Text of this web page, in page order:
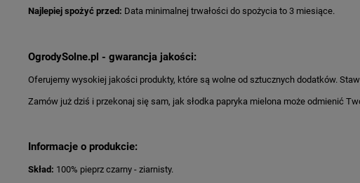
Najlepiej spożyć przed: Data minimalnej trwałości do spożycia to 3 miesiące.
OgrodySolne.pl - gwarancja jakości:
Oferujemy wysokiej jakości produkty, które są wolne od sztucznych dodatków.
Zamów już dziś i przekonaj się sam, jak słodka papryka mielona może odmienić
Informacje o produkcie:
Skład: 100% pieprz czarny - ziarnisty.